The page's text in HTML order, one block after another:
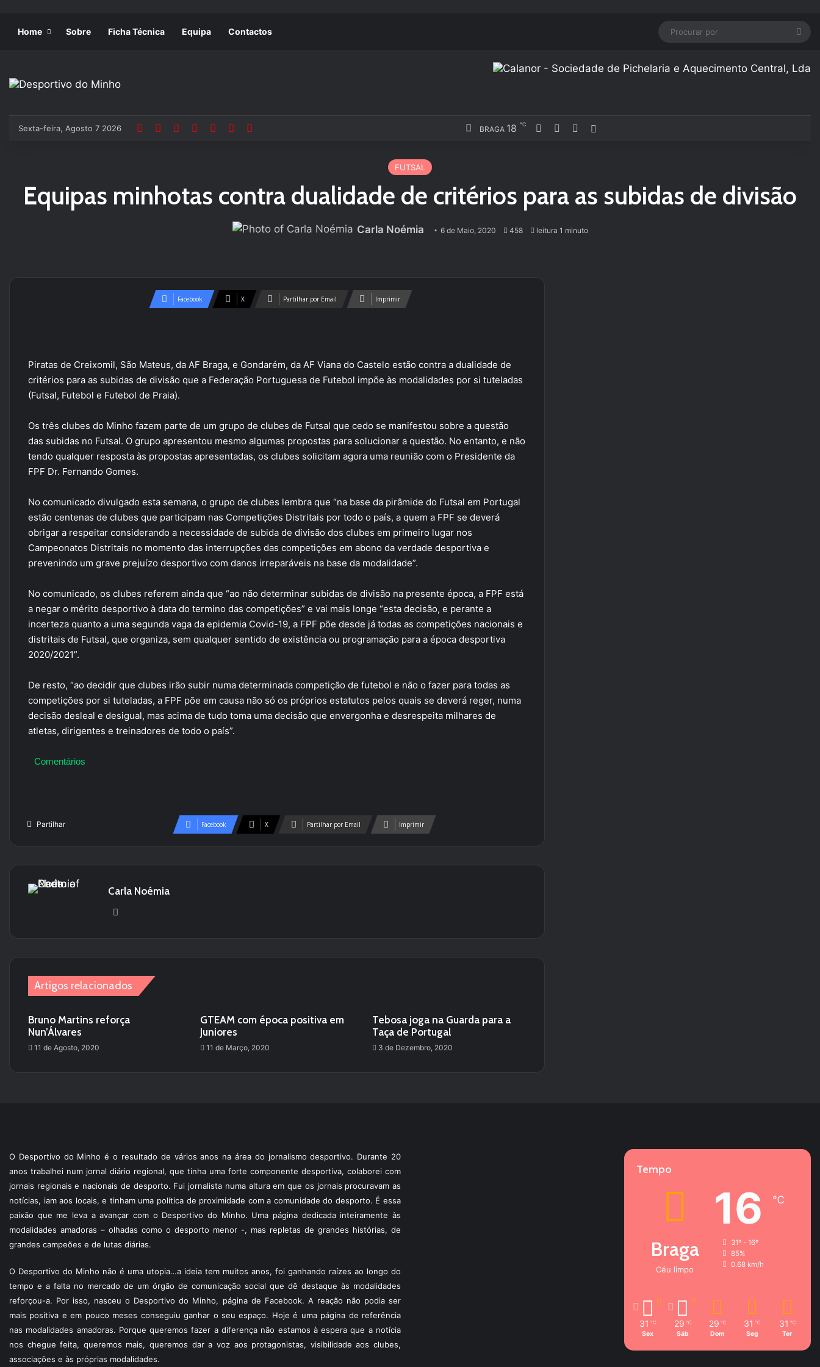
Home Sobre Ficha Técnica Equipa Contactos
Sexta-feira, Agosto 7 2026 BRAGA 18 ℃ FacebookYouTubeInstagram
FUTSAL
Equipas minhotas contra dualidade de critérios para as subidas de divisão
Carla Noémia 6 de Maio, 2020 458 leitura 1 minuto
Facebook X Partilhar por Email Imprimir
Piratas de Creixomil, São Mateus, da AF Braga, e Gondarém, da AF Viana do Castelo estão contra a dualidade de
critérios para as subidas de divisão que a Federação Portuguesa de Futebol impõe às modalidades por si tuteladas
(Futsal, Futebol e Futebol de Praia).
Os três clubes do Minho fazem parte de um grupo de clubes de Futsal que cedo se manifestou sobre a questão
das subidas no Futsal. O grupo apresentou mesmo algumas propostas para solucionar a questão. No entanto, e não
tendo qualquer resposta às propostas apresentadas, os clubes solicitam agora uma reunião com o Presidente da
FPF Dr. Fernando Gomes.
No comunicado divulgado esta semana, o grupo de clubes lembra que “na base da pirâmide do Futsal em Portugal
estão centenas de clubes que participam nas Competições Distritais por todo o país, a quem a FPF se deverá
obrigar a respeitar considerando a necessidade de subida de divisão dos clubes em primeiro lugar nos
Campeonatos Distritais no momento das interrupções das competições em abono da verdade desportiva e
prevenindo um grave prejuízo desportivo com danos irreparáveis na base da modalidade”.
No comunicado, os clubes referem ainda que “ao não determinar subidas de divisão na presente época, a FPF está
a negar o mérito desportivo à data do termino das competições” e vai mais longe “esta decisão, e perante a
incerteza quanto a uma segunda vaga da epidemia Covid-19, a FPF põe desde já todas as competições nacionais e
distritais de Futsal, que organiza, sem qualquer sentido de existência ou programação para a época desportiva
2020/2021”.
De resto, “ao decidir que clubes irão subir numa determinada competição de futebol e não o fazer para todas as
competições por si tuteladas, a FPF põe em causa não só os próprios estatutos pelos quais se deverá reger, numa
decisão desleal e desigual, mas acima de tudo toma uma decisão que envergonha e desrespeita milhares de
atletas, dirigentes e treinadores de todo o país”.
Comentários
Partilhar Facebook X Partilhar por Email Imprimir
Carla Noémia
Artigos relacionados
Bruno Martins reforça
Nun’Álvares
11 de Agosto, 2020
GTEAM com época positiva em
Juniores
11 de Março, 2020
Tebosa joga na Guarda para a
Taça de Portugal
3 de Dezembro, 2020
O Desportivo do Minho é o resultado de vários anos na área do jornalismo desportivo. Durante 20
anos trabalhei num jornal diário regional, que tinha uma forte componente desportiva, colaborei com
jornais regionais e nacionais de desporto. Fui jornalista numa altura em que os jornais procuravam as
notícias, iam aos locais, e tinham uma política de proximidade com a comunidade do desporto. É essa
paixão que me leva a avançar com o Desportivo do Minho. Uma página dedicada inteiramente às
modalidades amadoras – olhadas como o desporto menor -, mas repletas de grandes histórias, de
grandes campeões e de lutas diárias.
O Desportivo do Minho não é uma utopia…a ideia tem muitos anos, foi ganhando raízes ao longo do
tempo e a falta no mercado de um órgão de comunicação social que dê destaque às modalidades
reforçou-a. Por isso, nasceu o Desportivo do Minho, página de Facebook. A reação não podia ser
mais positiva e em pouco meses conseguiu ganhar o seu espaço. Hoje é uma página de referência
nas modalidades amadoras. Porque queremos fazer a diferença não estamos à espera que a notícia
nos chegue feita, queremos mais, queremos dar a voz aos protagonistas, visibilidade aos clubes,
associações e às próprias modalidades.
Tempo
Braga
Céu limpo
16 ℃
31º - 16º
85%
0.68 km/h
31 ℃
Sex
29 ℃
Sáb
29 ℃
Dom
31 ℃
Seg
31 ℃
Ter